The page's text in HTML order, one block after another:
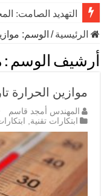
التهديد الصامت:
الرئيسية/ الوسم:
أرشيف الوسم :
موازين الحرارة
المهندس أمجد قاسم
ابتكارات تقنية,